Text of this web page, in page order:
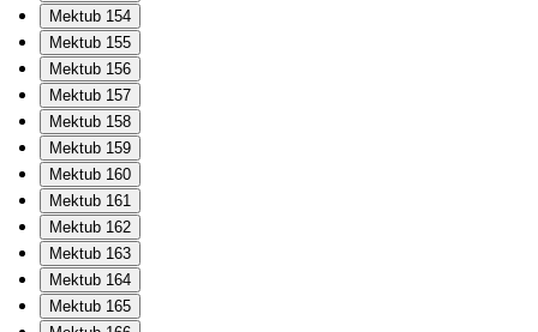
Mektub 154
Mektub 155
Mektub 156
Mektub 157
Mektub 158
Mektub 159
Mektub 160
Mektub 161
Mektub 162
Mektub 163
Mektub 164
Mektub 165